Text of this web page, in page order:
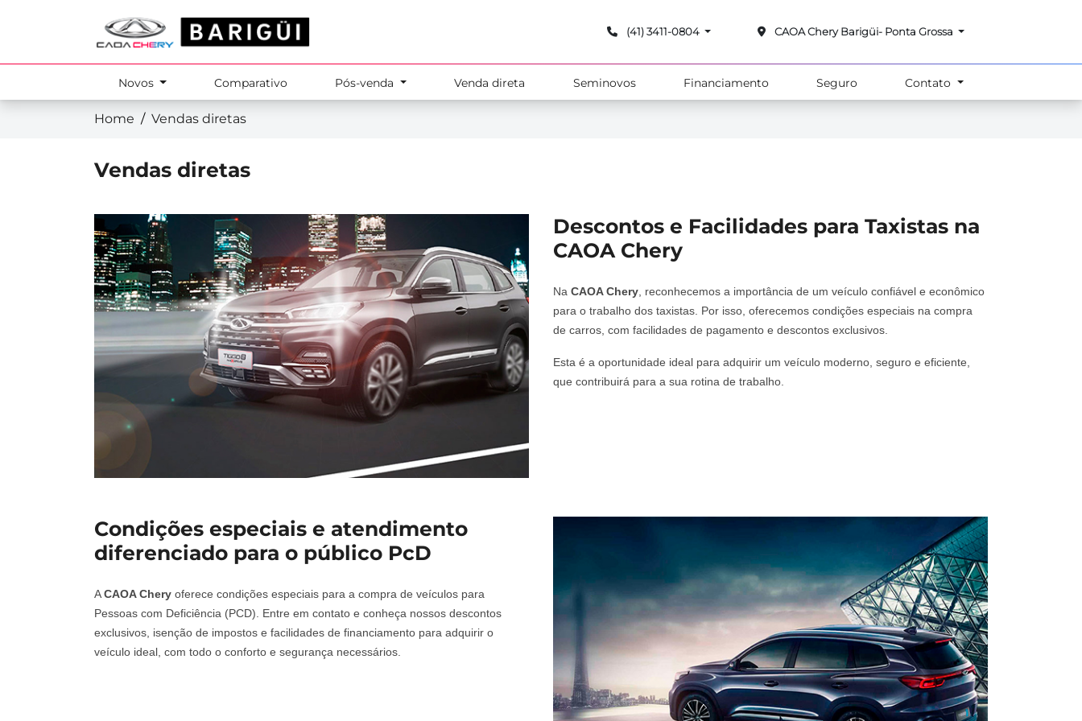
(41) 3411-0804 CAOA Chery Barigüi- Ponta Grossa
Novos Comparativo Pós-venda Venda direta Seminovos Financiamento Seguro Contato
Home Vendas diretas
Vendas diretas
Descontos e Facilidades para Taxistas na
CAOA Chery
Na CAOA Chery , reconhecemos a importância de um veículo confiável e econômico
para o trabalho dos taxistas. Por isso, oferecemos condições especiais na compra
de carros, com facilidades de pagamento e descontos exclusivos.
Esta é a oportunidade ideal para adquirir um veículo moderno, seguro e eficiente,
que contribuirá para a sua rotina de trabalho.
Condições especiais e atendimento
diferenciado para o público PcD
ACAOA Chery oferece condições especiais para a compra de veículos para
Pessoas com Deficiência (PCD). Entre em contato e conheça nossos descontos
exclusivos, isenção de impostos e facilidades de financiamento para adquirir o
veículo ideal, com todo o conforto e segurança necessários.